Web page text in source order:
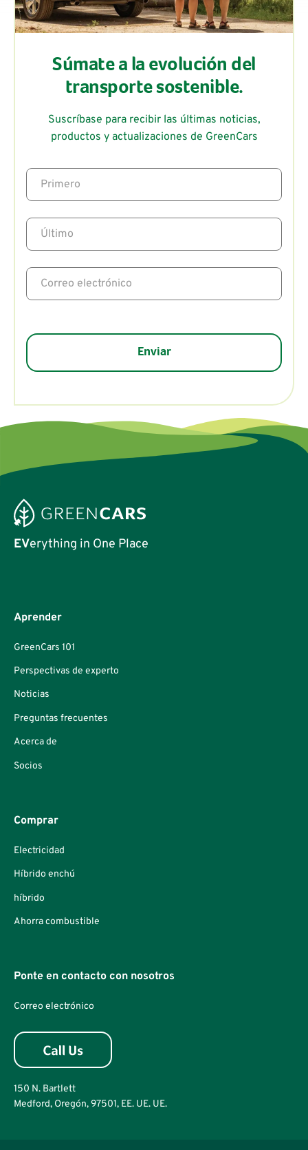
Súmate a la evolución del
transporte sostenible.
Suscríbase para recibir las últimas noticias,
productos y actualizaciones de GreenCars
EVerything in One Place
Aprender
GreenCars 101
Perspectivas de experto
Noticias
Preguntas frecuentes
Acerca de
Socios
Comprar
Electricidad
Híbrido enchú
híbrido
Ahorra combustible
Ponte en contacto con nosotros
Correo electrónico
150 N. Bartlett
Medford, Oregón, 97501, EE. UE. UE.